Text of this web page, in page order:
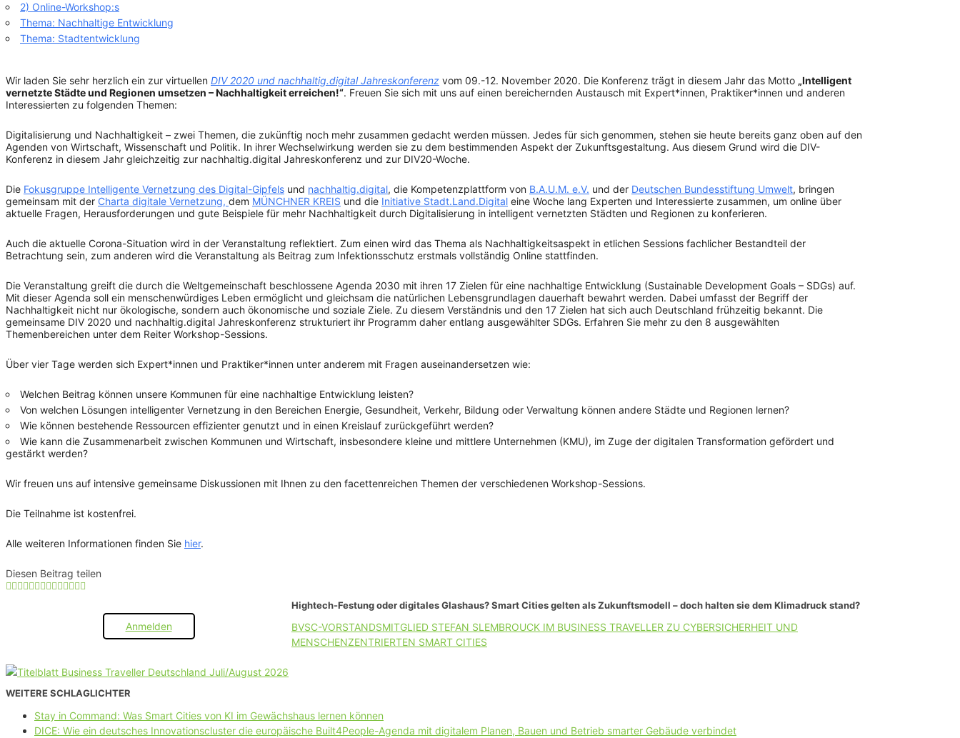
2) Online-Workshop:s
Thema: Nachhaltige Entwicklung
Thema: Stadtentwicklung
Wir laden Sie sehr herzlich ein zur virtuellen DIV 2020 und nachhaltig.digital Jahreskonferenz vom 09.-12. November 2020. Die Konferenz trägt in diesem Jahr das Motto „Intelligent
vernetzte Städte und Regionen umsetzen – Nachhaltigkeit erreichen!“. Freuen Sie sich mit uns auf einen bereichernden Austausch mit Expert*innen, Praktiker*innen und anderen
Interessierten zu folgenden Themen:
Digitalisierung und Nachhaltigkeit – zwei Themen, die zukünftig noch mehr zusammen gedacht werden müssen. Jedes für sich genommen, stehen sie heute bereits ganz oben auf den
Agenden von Wirtschaft, Wissenschaft und Politik. In ihrer Wechselwirkung werden sie zu dem bestimmenden Aspekt der Zukunftsgestaltung. Aus diesem Grund wird die DIV-
Konferenz in diesem Jahr gleichzeitig zur nachhaltig.digital Jahreskonferenz und zur DIV20-Woche.
Die Fokusgruppe Intelligente Vernetzung des Digital-Gipfels und nachhaltig.digital, die Kompetenzplattform von B.A.U.M. e.V. und der Deutschen Bundesstiftung Umwelt, bringen
gemeinsam mit der Charta digitale Vernetzung, dem MÜNCHNER KREIS und die Initiative Stadt.Land.Digital eine Woche lang Experten und Interessierte zusammen, um online über
aktuelle Fragen, Herausforderungen und gute Beispiele für mehr Nachhaltigkeit durch Digitalisierung in intelligent vernetzten Städten und Regionen zu konferieren.
Auch die aktuelle Corona-Situation wird in der Veranstaltung reflektiert. Zum einen wird das Thema als Nachhaltigkeitsaspekt in etlichen Sessions fachlicher Bestandteil der
Betrachtung sein, zum anderen wird die Veranstaltung als Beitrag zum Infektionsschutz erstmals vollständig Online stattfinden.
Die Veranstaltung greift die durch die Weltgemeinschaft beschlossene Agenda 2030 mit ihren 17 Zielen für eine nachhaltige Entwicklung (Sustainable Development Goals – SDGs) auf.
Mit dieser Agenda soll ein menschenwürdiges Leben ermöglicht und gleichsam die natürlichen Lebensgrundlagen dauerhaft bewahrt werden. Dabei umfasst der Begriff der
Nachhaltigkeit nicht nur ökologische, sondern auch ökonomische und soziale Ziele. Zu diesem Verständnis und den 17 Zielen hat sich auch Deutschland frühzeitig bekannt. Die
gemeinsame DIV 2020 und nachhaltig.digital Jahreskonferenz strukturiert ihr Programm daher entlang ausgewählter SDGs. Erfahren Sie mehr zu den 8 ausgewählten
Themenbereichen unter dem Reiter Workshop-Sessions.
Über vier Tage werden sich Expert*innen und Praktiker*innen unter anderem mit Fragen auseinandersetzen wie:
Welchen Beitrag können unsere Kommunen für eine nachhaltige Entwicklung leisten?
Von welchen Lösungen intelligenter Vernetzung in den Bereichen Energie, Gesundheit, Verkehr, Bildung oder Verwaltung können andere Städte und Regionen lernen?
Wie können bestehende Ressourcen effizienter genutzt und in einen Kreislauf zurückgeführt werden?
Wie kann die Zusammenarbeit zwischen Kommunen und Wirtschaft, insbesondere kleine und mittlere Unternehmen (KMU), im Zuge der digitalen Transformation gefördert und
gestärkt werden?
Wir freuen uns auf intensive gemeinsame Diskussionen mit Ihnen zu den facettenreichen Themen der verschiedenen Workshop-Sessions.
Die Teilnahme ist kostenfrei.
Alle weiteren Informationen finden Sie hier.
Diesen Beitrag teilen
Anmelden
Hightech-Festung oder digitales Glashaus? Smart Cities gelten als Zukunftsmodell – doch halten sie dem Klimadruck stand?
BVSC-VORSTANDSMITGLIED STEFAN SLEMBROUCK IM BUSINESS TRAVELLER ZU CYBERSICHERHEIT UND
MENSCHENZENTRIERTEN SMART CITIES
WEITERE SCHLAGLICHTER
Stay in Command: Was Smart Cities von KI im Gewächshaus lernen können
DICE: Wie ein deutsches Innovationscluster die europäische Built4People-Agenda mit digitalem Planen, Bauen und Betrieb smarter Gebäude verbindet